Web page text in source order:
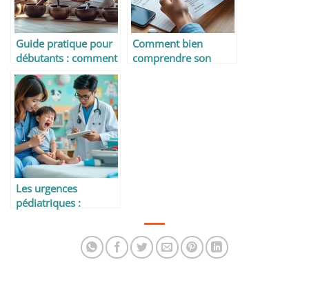
Guide pratique pour
débutants : comment
jouer et choisir un
bol tibétain
Comment bien
comprendre son
Les urgences
pédiatriques :